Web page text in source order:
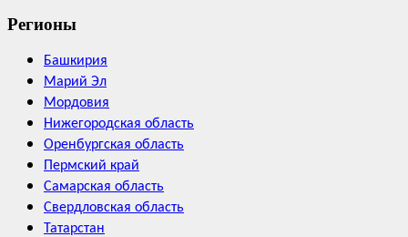
Регионы
Башкирия
Марий Эл
Мордовия
Нижегородская область
Оренбургская область
Пермский край
Самарская область
Свердловская область
Татарстан